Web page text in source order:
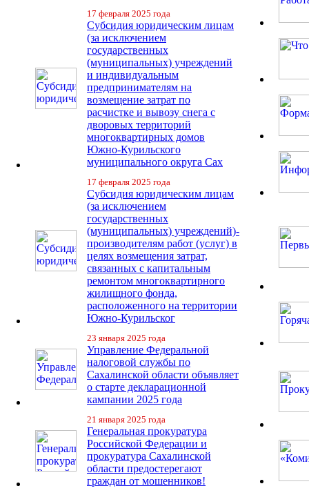
17 февраля 2025 года
Субсидия юридическим лицам
(за исключением
государственных
(муниципальных) учреждений
и индивидуальным
предпринимателям на
возмещение затрат по
расчистке и вывозу снега с
дворовых территорий
многоквартирных домов
Южно-Курильского
муниципального округа Сах
17 февраля 2025 года
Субсидия юридическим лицам
(за исключением
государственных
(муниципальных) учреждений)-
производителям работ (услуг) в
целях возмещения затрат,
связанных с капитальным
ремонтом многоквартирного
жилищного фонда,
расположенного на территории
Южно-Курильског
23 января 2025 года
Управление Федеральной
налоговой службы по
Сахалинской области объявляет
о старте декларационной
кампании 2025 года
21 января 2025 года
Генеральная прокуратура
Российской Федерации и
прокуратура Сахалинской
области предостерегают
граждан от мошенников!